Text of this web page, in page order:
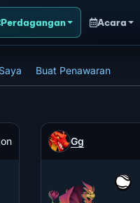
Perdagangan Acara
Buat Penawaran
Gg